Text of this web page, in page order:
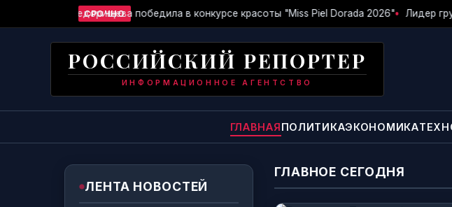
СРОЧНО
Татьяна Федорищева победила в конкурсе красоты "Miss Piel Dorada 2026"• Лидер группы
РОССИЙСКИЙ РЕПОРТЕР
ИНФОРМАЦИОННОЕ АГЕНТСТВО
ГЛАВНАЯПОЛИТИКАЭКОНОМИКА
ЛЕНТА НОВОСТЕЙ
ГЛАВНОЕ СЕГОДНЯ